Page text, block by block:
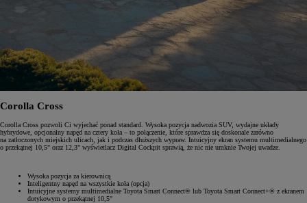
Corolla Cross
Corolla Cross pozwoli Ci wyjechać ponad standard. Wysoka pozycja nadwozia SUV, wydajne układy
hybrydowe, opcjonalny napęd na cztery koła – to połączenie, które sprawdza się doskonale zarówno
na zatłoczonych miejskich ulicach, jak i podczas dłuższych wypraw. Intuicyjny ekran systemu multimedialnego
o przekątnej 10,5" oraz 12,3" wyświetlacz Digital Cockpit sprawią, że nic nie umknie Twojej uwadze.
Wysoka pozycja za kierownicą
Inteligentny napęd na wszystkie koła (opcja)
Intuicyjne systemy multimedialne Toyota Smart Connect® lub Toyota Smart Connect+® z ekranem
dotykowym o przekątnej 10,5"